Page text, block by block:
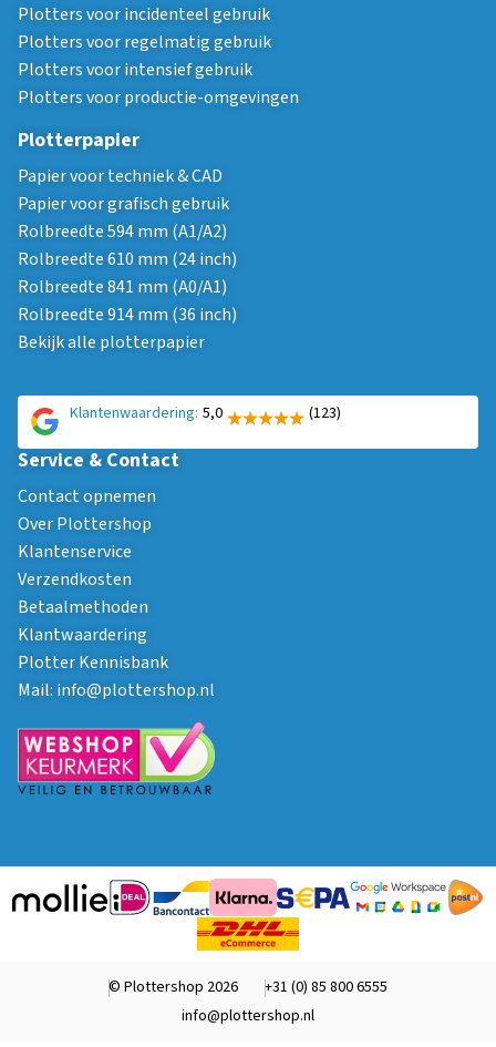
Plotters voor incidenteel gebruik
Plotters voor regelmatig gebruik
Plotters voor intensief gebruik
Plotters voor productie-omgevingen
Plotterpapier
Papier voor techniek & CAD
Papier voor grafisch gebruik
Rolbreedte 594 mm (A1/A2)
Rolbreedte 610 mm (24 inch)
Rolbreedte 841 mm (A0/A1)
Rolbreedte 914 mm (36 inch)
Bekijk alle plotterpapier
Klantenwaardering: 5,0 (123)
Service & Contact
Contact opnemen
Over Plottershop
Klantenservice
Verzendkosten
Betaalmethoden
Klantwaardering
Plotter Kennisbank
Mail: info@plottershop.nl
© Plottershop 2026
+31 (0) 85 800 6555
info@plottershop.nl